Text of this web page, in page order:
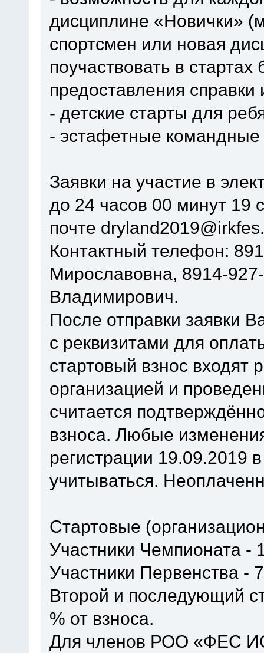
дисциплине «Новички»
спортсмен или новая
поучаствовать в
предоставления справки
- детские старты для
- эстафетные командные
Заявки на участие в
до 24 часов 00 минут 19
почте
Контактный телефон:
Мирославовна, 8914-
Владимирович.
После отправки заявки
с реквизитами для
стартовый взнос входят
организацией и
считается
взноса. Любые
регистрации 19.09.2019
учитываться.
Стартовые
Участники Чемпионата -
Участники Первенства -
Второй и последующий
% от взноса.
Для членов РОО «ФЕС